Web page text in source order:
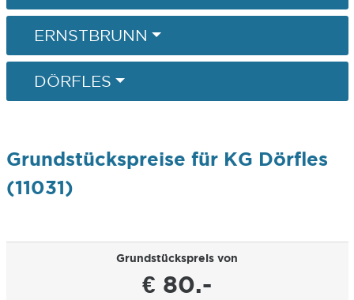
ERNSTBRUNN
DÖRFLES
Grundstückspreise für KG Dörfles
(11031)
Grundstückspreis von
€ 80.-